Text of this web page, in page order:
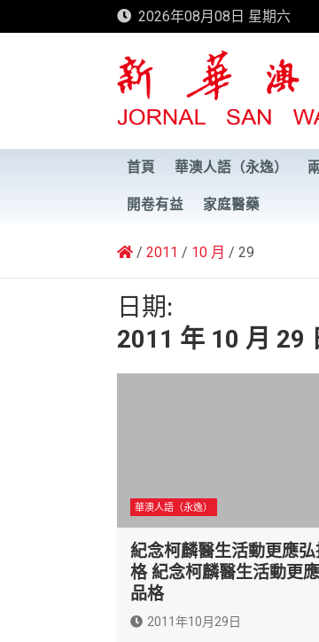
to
2026年08月08日 星期六
新華澳報
首頁 華澳人語（永逸）
開卷有益 家庭醫藥
2011 10 月 29
日期:
2011 年 10 月 29
華澳人語（永逸）
紀念柯麟醫生活動更應
格 紀念柯麟醫生活動更
品格
2011年10月29日